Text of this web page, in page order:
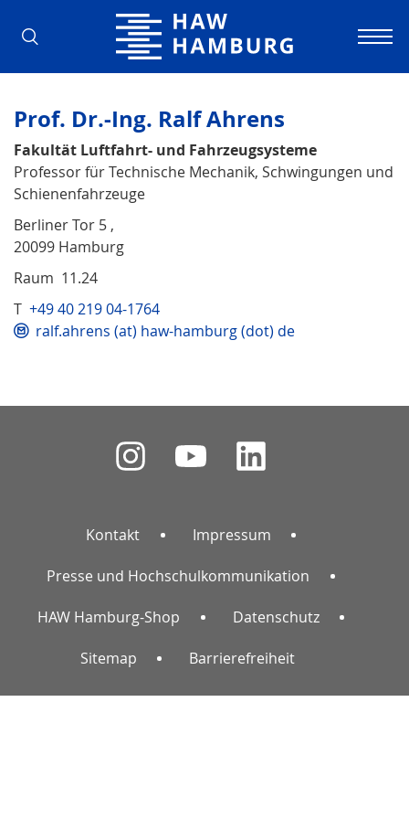
Hochschule für Angewandte
Prof. Dr.-Ing. Ralf Ahrens
Fakultät Luftfahrt- und Fahrzeugsysteme
Professor für Technische Mechanik, Schwingungen und
Schienenfahrzeuge
Berliner Tor 5 ,
20099 Hamburg
Raum 11.24
T +49 40 219 04-1764
ralf.ahrens (at) haw-hamburg (dot) de
Kontakt Impressum
Presse und Hochschulkommunikation
HAW Hamburg-Shop Datenschutz
Sitemap Barrierefreiheit